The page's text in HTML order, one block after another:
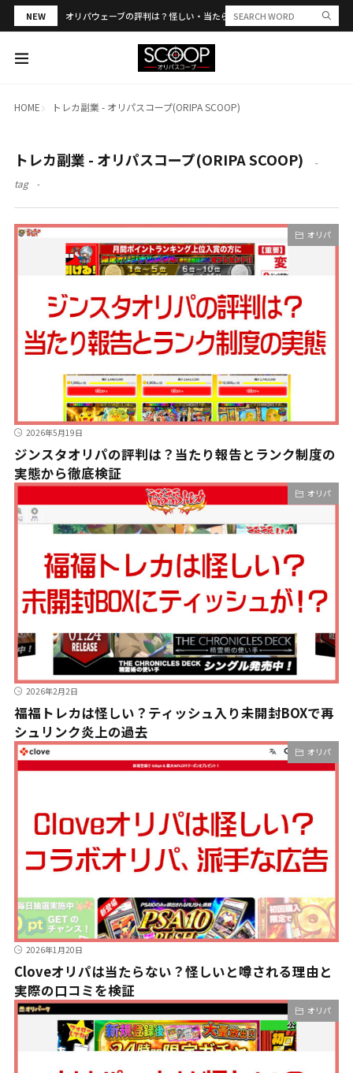
NEW オリパウェーブの評判は？怪しい・当たらない？PSA合算や発送トラブル
HOME トレカ副業 - オリパスコープ(ORIPA SCOOP)
トレカ副業 - オリパスコープ(ORIPA SCOOP)
tag
オリパ
2026年5月19日
ジンスタオリパの評判は？当たり報告とランク制度の
実態から徹底検証
オリパ
2026年2月2日
福福トレカは怪しい？ティッシュ入り未開封BOXで再
シュリンク炎上の過去
オリパ
2026年1月20日
Cloveオリパは当たらない？怪しいと噂される理由と
実際の口コミを検証
オリパ